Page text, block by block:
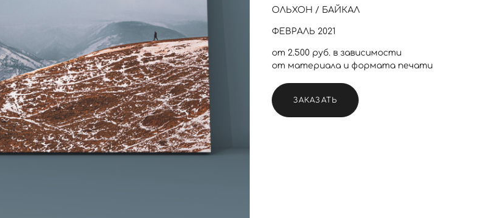
ОЛЬХОН / БАЙКАЛ
ФЕВРАЛЬ 2021
от 2.500 руб. в зависимости
от материала и формата печати
ЗАКАЗАТЬ